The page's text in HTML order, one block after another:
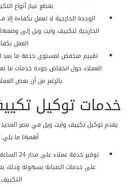
بقطع غيار أنواع
الوحدة الخارجية لا تعمل بكفاءة
الخارجية لتكييف وايت ويل إلى
العمل
تقييم منخفض لمستوى خدمة ما بعد
العملاء حول انخفاض جودة خدمات ما
بالرغم من أن بعض
خدمات توكيل
يقدم توكيل تكييف وايت ويل في مصر
أهمها ما يلي:
توفير
على خدمات الصيانة بسهولة وذلك
التكييف.